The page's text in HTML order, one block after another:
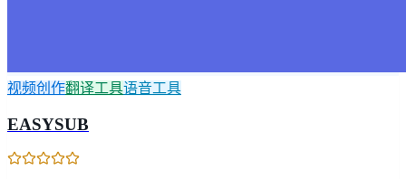
视频创作翻译工具语音工具
EASYSUB